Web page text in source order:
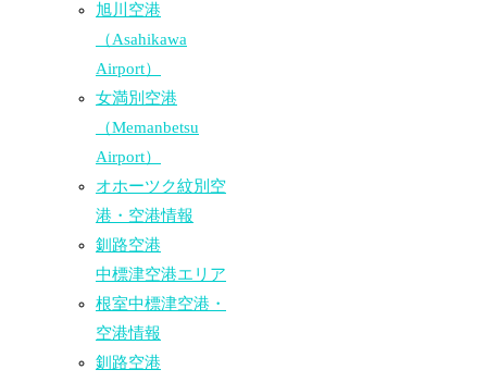
旭川空港
（Asahikawa
Airport）
女満別空港
（Memanbetsu
Airport）
オホーツク紋別空
港・空港情報
釧路空港
中標津空港エリア
根室中標津空港・
空港情報
釧路空港